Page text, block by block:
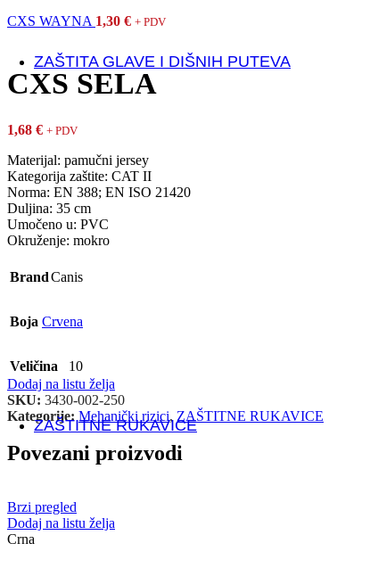
Vezice
ZAŠTITA GLAVE I DIŠNIH PUTEVA
ZAŠTITA GLAVE
ZAŠTITA VIDA
Zaštitne naočale i viziri
ZAŠTITA DIŠNIH PUTEVA
Respiratori
Dispenzeri za čepiće
ZAŠTITNE RUKAVICE
MEHANIČKI RIZICI
PROTUREZNE RUKAVICE
CXS WAYNA 1,30 € + PDV
CXS SELA
1,68 € + PDV
Materijal: pamučni jersey
Kategorija zaštite: CAT II
Norma: EN 388; EN ISO 21420
Duljina: 35 cm
Umočeno u: PVC
Okruženje: mokro
BrandCanis
Boja Crvena
Veličina
10
Dodaj na listu želja
SKU: 3430-002-250
Kategorije: Mehanički rizici, ZAŠTITNE RUKAVICE
Povezani proizvodi
Brzi pregled
Dodaj na listu želja
Crna